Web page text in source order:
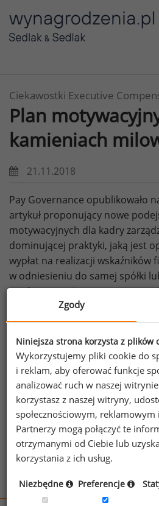
Ciekawostki Executive
Plan
kamieniach
21.11.2018
Pay Governance opublikowało
artykuł proponujący nowe
motywacyjnych dla kadry
dominującej praktyki, jaką jest
wypłat na realizacji wskaźników
w odniesieniu do samej spółki
porównawczej, autorzy
na realizacji kamieni milowych.
przełomowymi wydarzeniami w
prowadzą do znacznego
Dobrym przykładem firmy
np. Tesla. Więcej na
źródło: PayGovernance
Zobacz więcej
Zgody
Niniejsza strona korzysta z plików
Wykorzystujemy pliki cookie do
i reklam, aby oferować funkcje
analizować ruch w naszej
korzystasz z naszej witryny,
społecznościowym,
Partnerzy mogą połączyć te
otrzymanymi od Ciebie lub
korzystania z ich usług.
Niezbędne Preferencje